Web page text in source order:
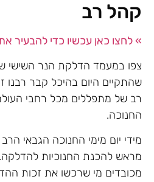
קהל רב
» לחצו כאן עכשיו כדי להבעיר
צפו במעמד הדלקת הנר השישי
שהתקיים היום בהיכל קבר
רב של מתפללים מכל רחבי
החנוכה.
מידי יום מימי החנוכה הגבאי
מראש להכנת החנוכיות
מכובדים מי שרכשו את זכות